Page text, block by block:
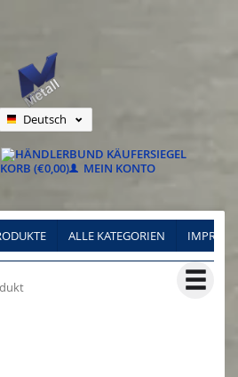
Deutsch
Français
(€0,00) MEIN KONTO
ALLE KATEGORIEN